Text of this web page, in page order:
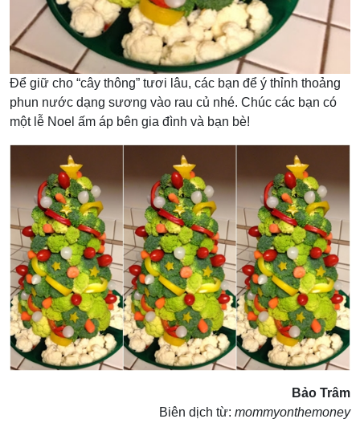
Để giữ cho “cây thông” tươi lâu, các bạn để ý thỉnh thoảng
phun nước dạng sương vào rau củ nhé. Chúc các bạn có
một lễ Noel ấm áp bên gia đình và bạn bè!
Bảo Trâm
Biên dịch từ: mommyonthemoney